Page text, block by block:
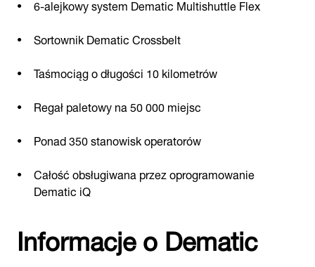
6-alejkowy system Dematic Multishuttle Flex
Sortownik Dematic Crossbelt
Taśmociąg o długości 10 kilometrów
Regał paletowy na 50 000 miejsc
Ponad 350 stanowisk operatorów
Całość obsługiwana przez oprogramowanie
Dematic iQ
Informacje o Dematic